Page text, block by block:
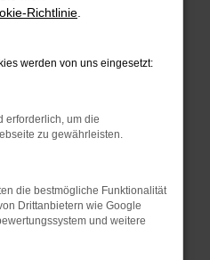
zum Beispiel deine
Seiten
die Seite in einem
in einem privaten
vorübergehende
Richtlinie
werden von uns eingesetzt:
erforderlich, um die
zu gewährleisten.
die bestmögliche Funktionalität
Drittanbietern wie Google
und weitere